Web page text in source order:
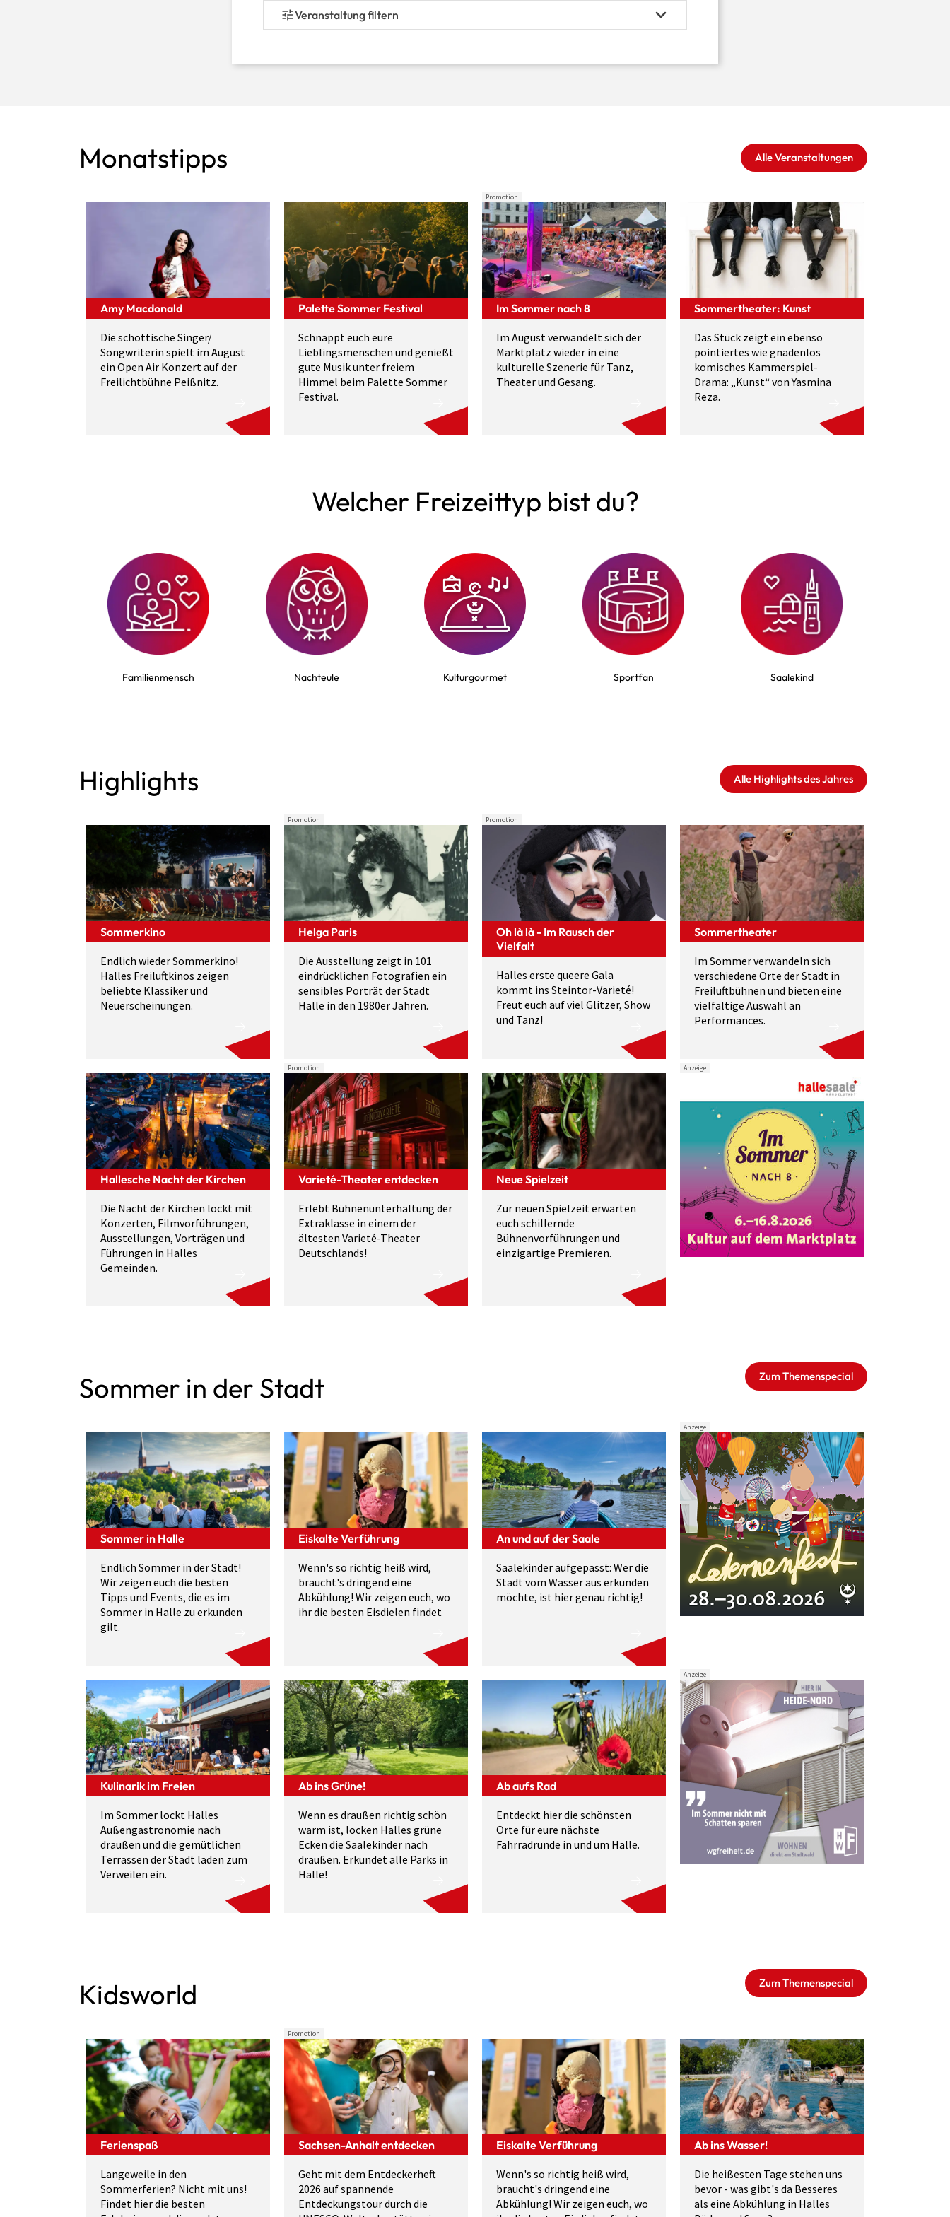
Monatstipps Alle Veranstaltungen
Amy Macdonald
Die schottische Singer/
Songwriterin spielt im August
ein Open Air Konzert auf der
Freilichtbühne Peißnitz.
Palette Sommer Festival
Schnappt euch eure
Lieblingsmenschen und genießt
gute Musik unter freiem
Himmel beim Palette Sommer
Festival.
Promotion
Im Sommer nach 8
Im August verwandelt sich der
Marktplatz wieder in eine
kulturelle Szenerie für Tanz,
Theater und Gesang.
Sommertheater: Kunst
Das Stück zeigt ein ebenso
pointiertes wie gnadenlos
komisches Kammerspiel-
Drama: „Kunst“ von Yasmina
Reza.
Welcher Freizeittyp bist du?
Familienmensch Nachteule Kulturgourmet Sportfan Saalekind
Highlights Alle Highlights des Jahres
Sommerkino
Endlich wieder Sommerkino!
Halles Freiluftkinos zeigen
beliebte Klassiker und
Neuerscheinungen.
Promotion
Helga Paris
Die Ausstellung zeigt in 101
eindrück­lichen Foto­grafien ein
sensibles Porträt der Stadt
Halle in den 1980er Jahren.
Promotion
Oh là là - Im Rausch der
Vielfalt
Halles erste queere Gala
kommt ins Steintor-Varieté!
Freut euch auf viel Glitzer, Show
und Tanz!
Sommertheater
Im Sommer verwandeln sich
verschiedene Orte der Stadt in
Freiluftbühnen und bieten eine
vielfältige Auswahl an
Performances.
Hallesche Nacht der Kirchen
Die Nacht der Kirchen lockt mit
Konzerten, Filmvorführungen,
Ausstellungen, Vorträgen und
Führungen in Halles
Gemeinden.
Promotion
Varieté-Theater entdecken
Erlebt Bühnenunterhaltung der
Extraklasse in einem der
ältesten Varieté-Theater
Deutschlands!
Neue Spielzeit
Zur neuen Spielzeit erwarten
euch schillernde
Bühnenvorführungen und
einzigartige Premieren.
Anzeige
Sommer in der Stadt Zum Themenspecial
Sommer in Halle
Endlich Sommer in der Stadt!
Wir zeigen euch die besten
Tipps und Events, die es im
Sommer in Halle zu erkunden
gilt.
Eiskalte Verführung
Wenn's so richtig heiß wird,
braucht's dringend eine
Abkühlung! Wir zeigen euch, wo
ihr die besten Eisdielen findet
An und auf der Saale
Saalekinder aufgepasst: Wer die
Stadt vom Wasser aus erkunden
möchte, ist hier genau richtig!
Anzeige
Kulinarik im Freien
Im Sommer lockt Halles
Außengastronomie nach
draußen und die gemütlichen
Terrassen der Stadt laden zum
Verweilen ein.
Ab ins Grüne!
Wenn es draußen richtig schön
warm ist, locken Halles grüne
Ecken die Saalekinder nach
draußen. Erkundet alle Parks in
Halle!
Ab aufs Rad
Entdeckt hier die schönsten
Orte für eure nächste
Fahrradrunde in und um Halle.
Anzeige
Kidsworld Zum Themenspecial
Ferienspaß
Langeweile in den
Sommerferien? Nicht mit uns!
Findet hier die besten
Promotion
Sachsen-Anhalt entdecken
Geht mit dem Entdeckerheft
2026 auf spannende
Entdeckungstour durch die
Eiskalte Verführung
Wenn's so richtig heiß wird,
braucht's dringend eine
Abkühlung! Wir zeigen euch, wo
Ab ins Wasser!
Die heißesten Tage stehen uns
bevor - was gibt's da Besseres
als eine Abkühlung in Halles